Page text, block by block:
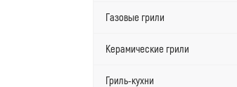
Газовые грили
Керамические грили
Гриль-кухни